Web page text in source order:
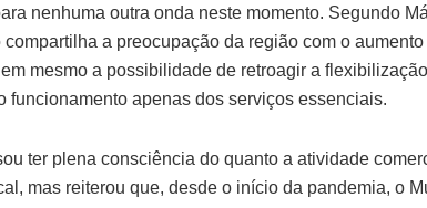
nenhuma outra onda neste momento. Segundo
compartilha a preocupação da região com o
mesmo a possibilidade de retroagir a
funcionamento apenas dos serviços essenciais.
ter plena consciência do quanto a atividade
mas reiterou que, desde o início da pandemia, o